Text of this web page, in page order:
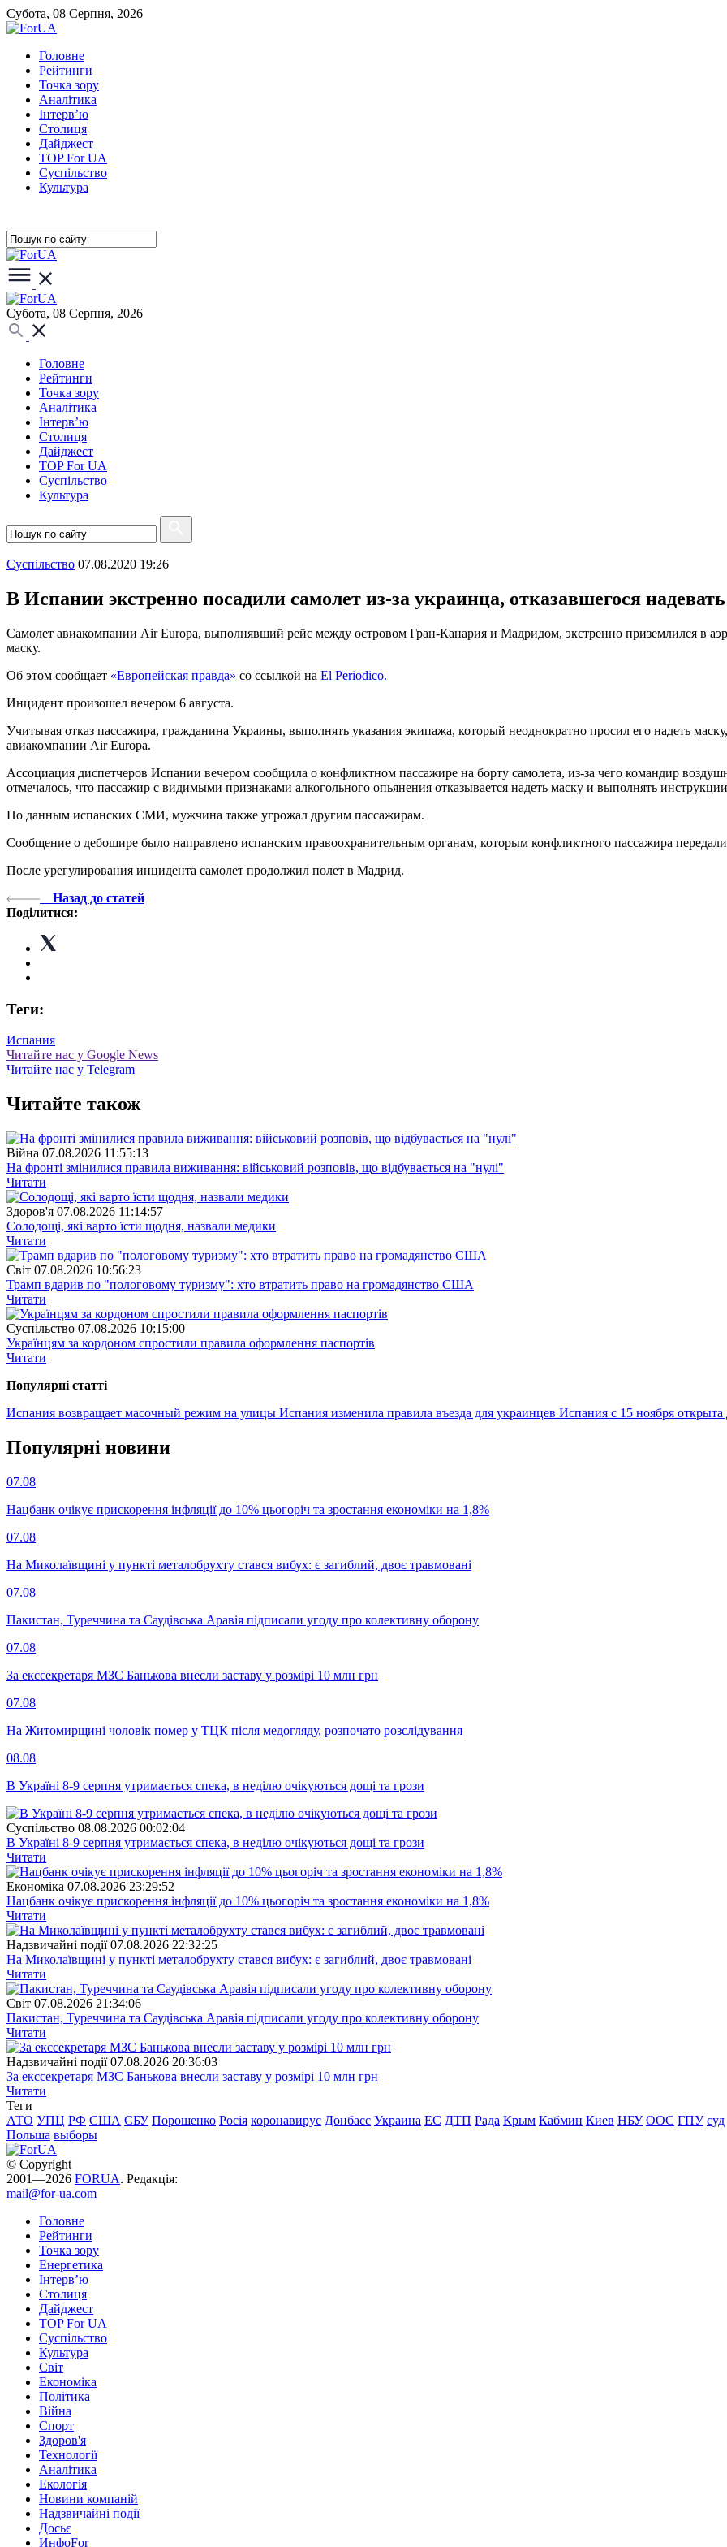
Субота, 08 Серпня, 2026
Головне
Рейтинги
Точка зору
Аналітика
Інтерв’ю
Столиця
Дайджест
TOP For UA
Суспiльство
Культура
Субота, 08 Серпня, 2026
Головне
Рейтинги
Точка зору
Аналітика
Інтерв’ю
Столиця
Дайджест
TOP For UA
Суспiльство
Культура
Суспiльство 07.08.2020 19:26
В Испании экстренно посадили самолет из-за украинца, отказавшегося
Самолет авиакомпании Air Europa, выполнявший рейс между островом Гран-Канария и Мадридом, экстренно приземлился в
маску.
Об этом сообщает «Европейская правда» со ссылкой на El Periodico.
Инцидент произошел вечером 6 августа.
Учитывая отказ пассажира, гражданина Украины, выполнять указания экипажа, который неоднократно просил его надеть
авиакомпании Air Europa.
Ассоциация диспетчеров Испании вечером сообщила о конфликтном пассажире на борту самолета, из-за чего командир
отмечалось, что пассажир с видимыми признаками алкогольного опьянения отказывается надеть маску и выполнять
По данным испанских СМИ, мужчина также угрожал другим пассажирам.
Сообщение о дебошире было направлено испанским правоохранительным органам, которым конфликтного пассажира
После урегулирования инцидента самолет продолжил полет в Мадрид.
Назад до статей
Поділитися:
Теги:
Испания
Читайте нас у Google News
Читайте нас у Telegram
Читайте також
Війна 07.08.2026 11:55:13
На фронті змінилися правила виживання: військовий розповів, що відбувається на "нулі"
Читати
Здоров'я 07.08.2026 11:14:57
Солодощі, які варто їсти щодня, назвали медики
Читати
Свiт 07.08.2026 10:56:23
Трамп вдарив по "пологовому туризму": хто втратить право на громадянство США
Читати
Суспiльство 07.08.2026 10:15:00
Українцям за кордоном спростили правила оформлення паспортів
Читати
Популярнi статтi
Испания возвращает масочный режим на улицы Испания изменила правила въезда для украинцев Испания с 15 ноября
Популярнi новини
07.08
Нацбанк очікує прискорення інфляції до 10% цьогоріч та зростання економіки на 1,8%
07.08
На Миколаївщині у пункті металобрухту стався вибух: є загиблий, двоє травмовані
07.08
Пакистан, Туреччина та Саудівська Аравія підписали угоду про колективну оборону
07.08
За екссекретаря МЗС Банькова внесли заставу у розмірі 10 млн грн
07.08
На Житомирщині чоловік помер у ТЦК після медогляду, розпочато розслідування
08.08
В Україні 8-9 серпня утримається спека, в неділю очікуються дощі та грози
Суспiльство 08.08.2026 00:02:04
В Україні 8-9 серпня утримається спека, в неділю очікуються дощі та грози
Читати
Економіка 07.08.2026 23:29:52
Нацбанк очікує прискорення інфляції до 10% цьогоріч та зростання економіки на 1,8%
Читати
Надзвичайні події 07.08.2026 22:32:25
На Миколаївщині у пункті металобрухту стався вибух: є загиблий, двоє травмовані
Читати
Свiт 07.08.2026 21:34:06
Пакистан, Туреччина та Саудівська Аравія підписали угоду про колективну оборону
Читати
Надзвичайні події 07.08.2026 20:36:03
За екссекретаря МЗС Банькова внесли заставу у розмірі 10 млн грн
Читати
Теги
АТО УПЦ РФ США СБУ Порошенко Росія коронавирус Донбасс Украина ЕС ДТП Рада Крым Кабмин Киев НБУ ООС ГПУ суд
Польша выборы
© Copyright
2001—2026 FORUA. Редакція:
mail@for-ua.com
Головне
Рейтинги
Точка зору
Енергетика
Інтерв’ю
Столиця
Дайджест
TOP For UA
Суспiльство
Культура
Світ
Економіка
Політика
Війна
Спорт
Здоров'я
Технології
Аналітика
Екологія
Новини компаній
Надзвичайні події
Досьє
ИнфоFor